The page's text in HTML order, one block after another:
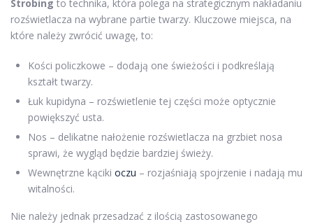
Strobing to technika, która polega na strategicznym nakładaniu
rozświetlacza na wybrane partie twarzy. Kluczowe miejsca, na
które należy zwrócić uwagę, to:
Kości policzkowe – dodają one świeżości i podkreślają
kształt twarzy.
Łuk kupidyna – rozświetlenie tej części może optycznie
powiększyć usta.
Nos – delikatne nałożenie rozświetlacza na grzbiet nosa
sprawi, że wygląd będzie bardziej świeży.
Wewnętrzne kąciki oczu – rozjaśniają spojrzenie i nadają mu
witalności.
Nie należy jednak przesadzać z ilością zastosowanego